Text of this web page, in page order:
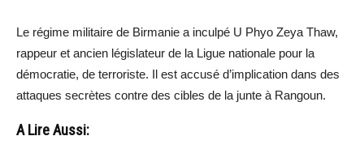
Le régime militaire de Birmanie a inculpé U Phyo Zeya Thaw,
rappeur et ancien législateur de la Ligue nationale pour la
démocratie, de terroriste. Il est accusé d’implication dans des
attaques secrètes contre des cibles de la junte à Rangoun.
A Lire Aussi: